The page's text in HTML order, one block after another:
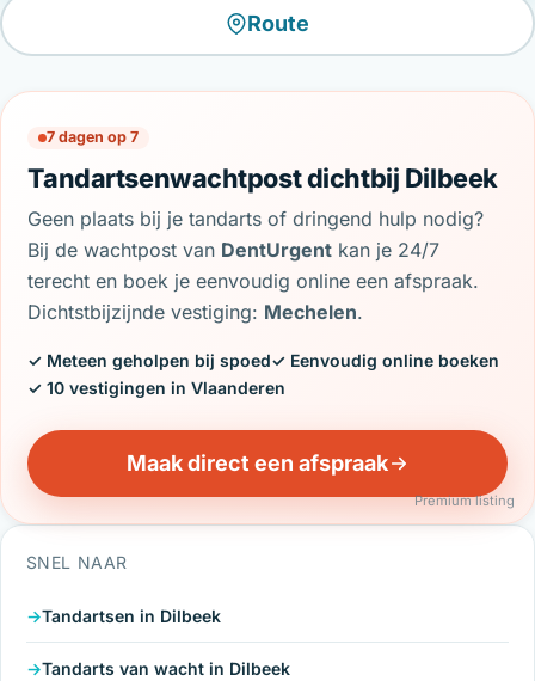
Route
7 dagen op 7
Tandartsenwachtpost dichtbij Dilbeek
Geen plaats bij je tandarts of dringend hulp nodig?
Bij de wachtpost van DentUrgent kan je 24/7
terecht en boek je eenvoudig online een afspraak.
Dichtstbijzijnde vestiging: Mechelen.
✓ Meteen geholpen bij spoed✓ Eenvoudig online boeken
✓ 10 vestigingen in Vlaanderen
Maak direct een afspraak
Premium listing
SNEL NAAR
Tandartsen in Dilbeek
Tandarts van wacht in Dilbeek